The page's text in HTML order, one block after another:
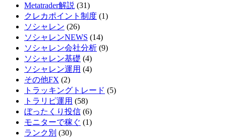
Metatrader解説 (31)
クレカポイント制度 (1)
ソシャレン (26)
ソシャレンNEWS (14)
ソシャレン会社分析 (9)
ソシャレン基礎 (4)
ソシャレン運用 (4)
その他FX (2)
トラッキングトレード (5)
トラリピ運用 (58)
ぼったくり投信 (6)
モニターで稼ぐ (1)
ランク別 (30)